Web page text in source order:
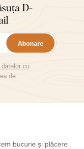
D-
Abonare
datelor cu
de
bucurie și plăcere